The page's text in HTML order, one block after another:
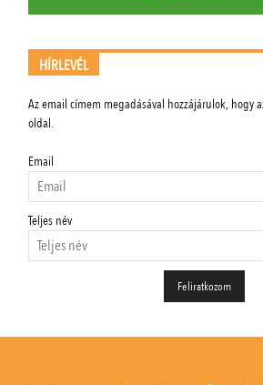
HÍRLEVÉL
Az email címem megadásával hozzájárulok, hogy
oldal.
Email
Teljes név